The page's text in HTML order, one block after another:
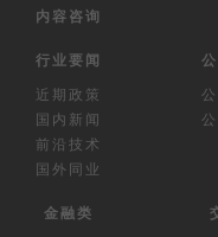
内容咨询
行业要闻
近期政策
国内新闻
前沿技术
国外同业
金融类